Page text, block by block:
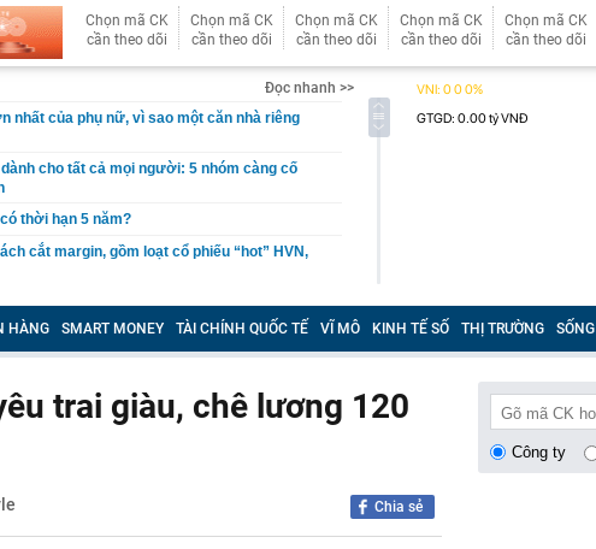
Chọn mã CK
cần theo dõi
Chọn mã CK
cần theo dõi
Chọn mã CK
cần theo dõi
Chọn mã CK
cần theo dõi
Chọn mã CK
cần theo dõi
Đọc nhanh >>
nhất của phụ nữ, vì sao một căn nhà riêng
cho tất cả mọi người: 5 nhóm càng cố
thời hạn 5 năm?
cắt margin, gồm loạt cổ phiếu “hot” HVN,
khối ngoại tung 2.200 tỷ đồng mua ròng cổ
5 phiên
2.700 lao động đang nợ Trung Quốc gần 1,3
trở lại trên thị trường chứng khoán
cà tím mỗi ngày để chữa tiểu đường, 3 tháng
thế?"
Tết 2027, nghe tên ai cũng quả quyết “chắc
HÀNG SMART MONEY TÀI CHÍNH QUỐC TẾ VĨ MÔ KINH TẾ SỐ THỊ TRƯỜNG SỐNG
trai giàu, chê lương 120
Chia sẻ
Công ty